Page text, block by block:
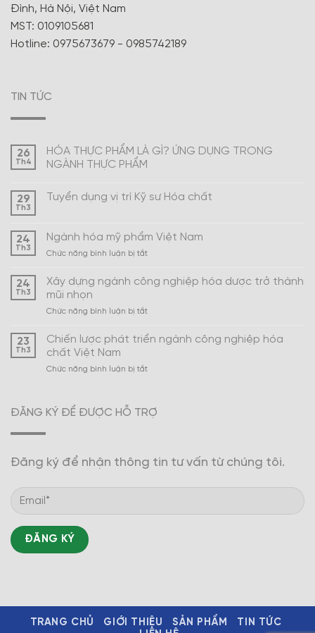
Đình, Hà Nội, Việt Nam
MST: 0109105681
Hotline: 0975673679 - 0985742189
TIN TỨC
26
Th4
HÓA THỰC PHẨM LÀ GÌ? ỨNG DỤNG TRONG
NGÀNH THỰC PHẨM
29
Th3
Tuyển dụng vị trí Kỹ sư Hóa chất
24
Th3
Ngành hóa mỹ phẩm Việt Nam
Chức năng bình luận bị tắtở
mỹ
Việt
24
Th3
Xây dựng ngành công nghiệp hóa dược trở thành
mũi nhọn
Chức năng bình luận bị tắtở
dựng
ngành
nghiệp
trở
thành
23
Th3
Chiến lược phát triển ngành công nghiệp hóa
chất Việt Nam
Chức năng bình luận bị tắtở
triển
hóa
Việt
ĐĂNG KÝ ĐỂ ĐƯỢC HỖ TRỢ
Đăng ký để nhận thông tin tư vấn từ chúng tôi.
TRANG CHỦ GIỚI THIỆU SẢN PHẨM
TIN TỨC